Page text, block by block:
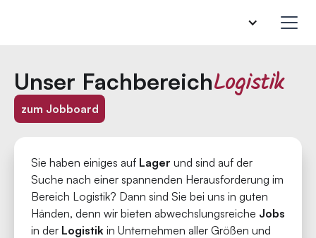
Unser FachbereichLogistik
zum Jobboard
Sie haben einiges auf Lager und sind auf der
Suche nach einer spannenden Herausforderung im
Bereich Logistik? Dann sind Sie bei uns in guten
Händen, denn wir bieten abwechslungsreiche Jobs
in der Logistik in Unternehmen aller Größen und